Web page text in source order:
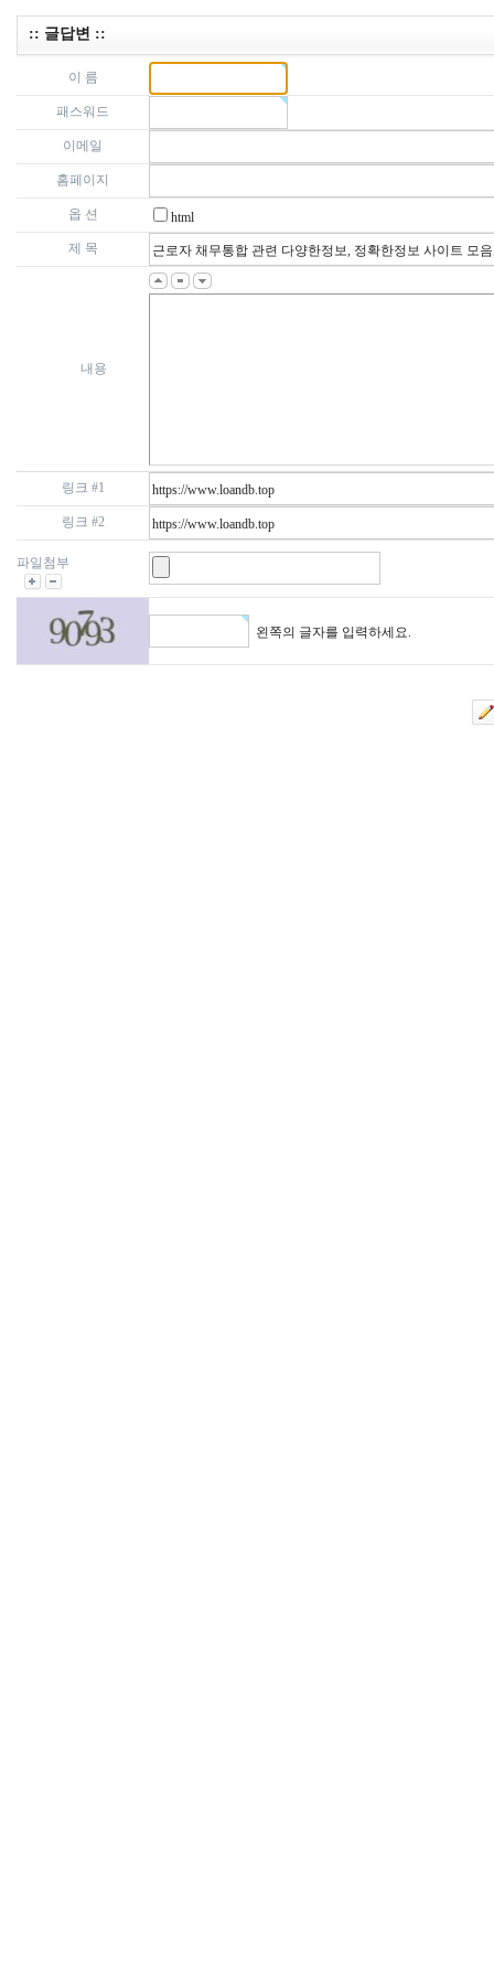
:: 글답변 ::
이 름
패스워드
이메일
홈페이지
옵 션
html
제 목
내용
링크 #1
링크 #2
파일첨부
왼쪽의 글자를 입력하세요.